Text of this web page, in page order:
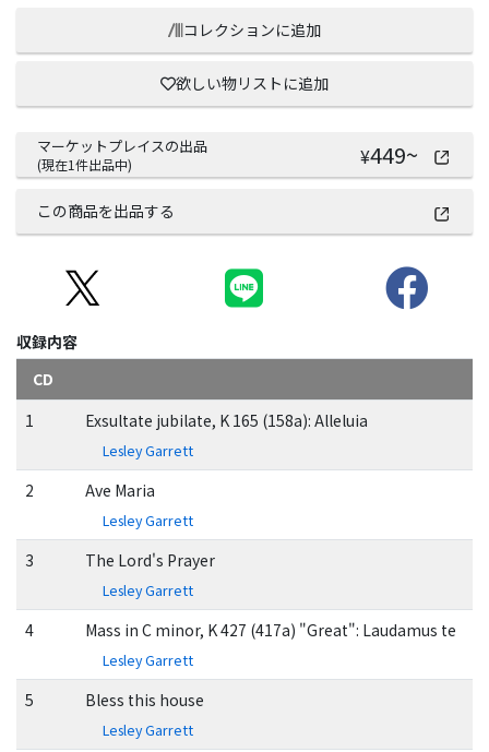
コレクションに追加
欲しい物リストに追加
マーケットプレイスの出品
(現在1件出品中) ¥449~
この商品を出品する
収録内容
CD
1
Exsultate jubilate, K 165 (158a): Alleluia
Lesley Garrett
2 Ave Maria
Lesley Garrett
3 The Lord's Prayer
Lesley Garrett
4 Mass in C minor, K 427 (417a) "Great": Laudamus te
Lesley Garrett
5 Bless this house
Lesley Garrett